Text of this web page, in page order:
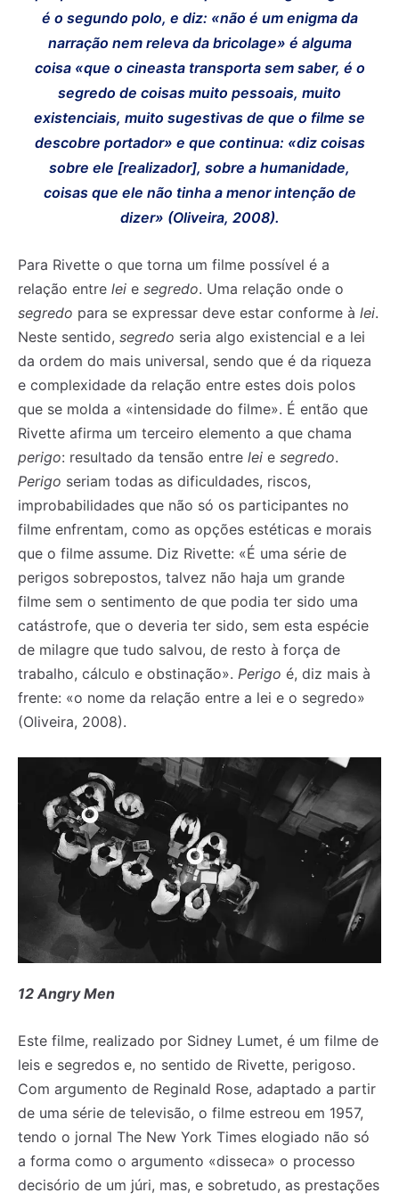
é o segundo polo, e diz: «não é um enigma da
narração nem releva da bricolage» é alguma
coisa «que o cineasta transporta sem saber, é o
segredo de coisas muito pessoais, muito
existenciais, muito sugestivas de que o filme se
descobre portador» e que continua: «diz coisas
sobre ele [realizador], sobre a humanidade,
coisas que ele não tinha a menor intenção de
dizer» (Oliveira, 2008).
Para Rivette o que torna um filme possível é a
relação entre lei e segredo. Uma relação onde o
segredo para se expressar deve estar conforme à lei.
Neste sentido, segredo seria algo existencial e a lei
da ordem do mais universal, sendo que é da riqueza
e complexidade da relação entre estes dois polos
que se molda a «intensidade do filme». É então que
Rivette afirma um terceiro elemento a que chama
perigo: resultado da tensão entre lei e segredo.
Perigo seriam todas as dificuldades, riscos,
improbabilidades que não só os participantes no
filme enfrentam, como as opções estéticas e morais
que o filme assume. Diz Rivette: «É uma série de
perigos sobrepostos, talvez não haja um grande
filme sem o sentimento de que podia ter sido uma
catástrofe, que o deveria ter sido, sem esta espécie
de milagre que tudo salvou, de resto à força de
trabalho, cálculo e obstinação». Perigo é, diz mais à
frente: «o nome da relação entre a lei e o segredo»
(Oliveira, 2008).
12 Angry Men
Este filme, realizado por Sidney Lumet, é um filme de
leis e segredos e, no sentido de Rivette, perigoso.
Com argumento de Reginald Rose, adaptado a partir
de uma série de televisão, o filme estreou em 1957,
tendo o jornal The New York Times elogiado não só
a forma como o argumento «disseca» o processo
decisório de um júri, mas, e sobretudo, as prestações